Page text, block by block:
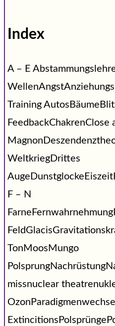
Index
A – E
Training
FeedbackChakrenClose
WeltkriegDrittes
F – N
TonMoosMungo
missnuclear